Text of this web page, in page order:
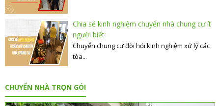
Chia sẻ kinh nghiệm chuyển nhà chung cư ít
người biết
Chuyển chung cư đòi hỏi kinh nghiệm xử lý các
tòa...
CHUYỂN NHÀ TRỌN GÓI